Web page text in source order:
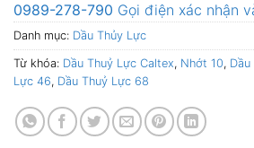
0989-278-790 Gọi điện xác nhận
Danh mục: Dầu Thủy Lực
Từ khóa: Dầu Thuỷ Lực Caltex, Nhớt 10,
Lực 46, Dầu Thuỷ Lực 68